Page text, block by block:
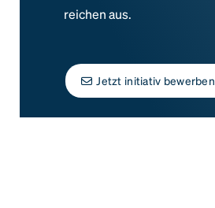
reichen aus.
Jetzt initiativ bewerben